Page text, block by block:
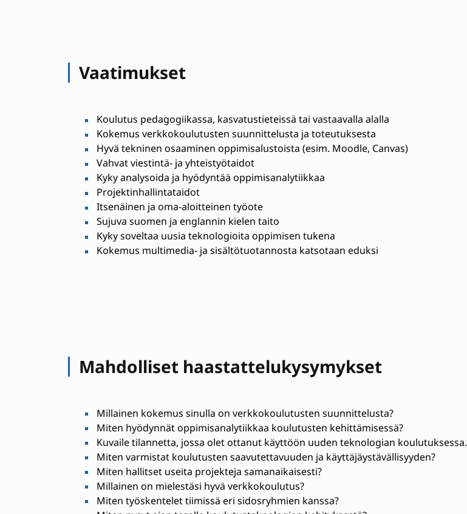
Vaatimukset
Koulutus pedagogiikassa, kasvatustieteissä tai vastaavalla alalla
Kokemus verkkokoulutusten suunnittelusta ja toteutuksesta
Hyvä tekninen osaaminen oppimisalustoista (esim. Moodle, Canvas)
Vahvat viestintä- ja yhteistyötaidot
Kyky analysoida ja hyödyntää oppimisanalytiikkaa
Projektinhallintataidot
Itsenäinen ja oma-aloitteinen työote
Sujuva suomen ja englannin kielen taito
Kyky soveltaa uusia teknologioita oppimisen tukena
Kokemus multimedia- ja sisältötuotannosta katsotaan eduksi
Mahdolliset haastattelukysymykset
Millainen kokemus sinulla on verkkokoulutusten suunnittelusta?
Miten hyödynnät oppimisanalytiikkaa koulutusten kehittämisessä?
Kuvaile tilannetta, jossa olet ottanut käyttöön uuden teknologian koulutuksessa.
Miten varmistat koulutusten saavutettavuuden ja käyttäjäystävällisyyden?
Miten hallitset useita projekteja samanaikaisesti?
Millainen on mielestäsi hyvä verkkokoulutus?
Miten työskentelet tiimissä eri sidosryhmien kanssa?